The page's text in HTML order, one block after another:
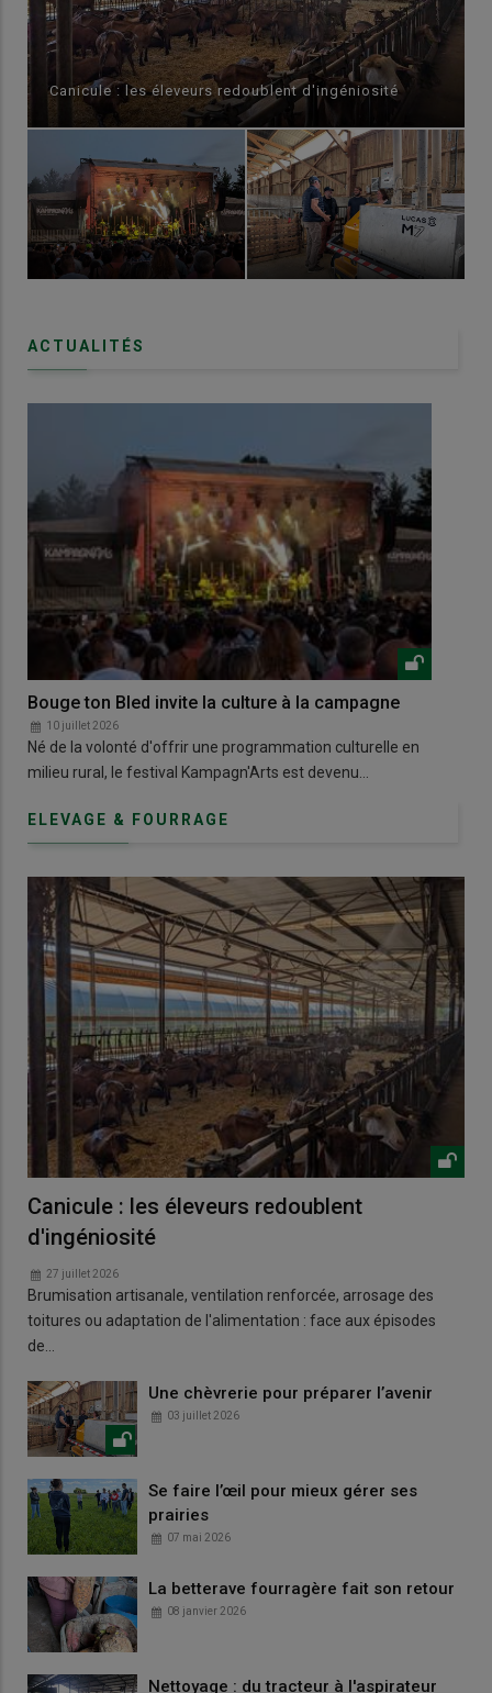
Canicule : les éleveurs redoublent d'ingéniosité
ACTUALITÉS
Bouge ton Bled invite la culture à la campagne
10 juillet 2026
Né de la volonté d'offrir une programmation culturelle en
milieu rural, le festival Kampagn'Arts est devenu…
ELEVAGE & FOURRAGE
Canicule : les éleveurs redoublent
d'ingéniosité
27 juillet 2026
Brumisation artisanale, ventilation renforcée, arrosage des
toitures ou adaptation de l'alimentation : face aux épisodes
de…
Une chèvrerie pour préparer l’avenir
03 juillet 2026
Se faire l’œil pour mieux gérer ses
prairies
07 mai 2026
La betterave fourragère fait son retour
08 janvier 2026
Nettoyage : du tracteur à l'aspirateur